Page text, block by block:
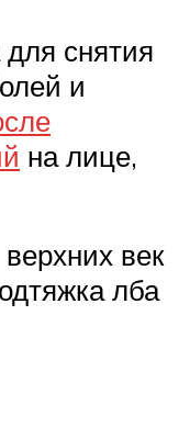
снятия
и
на лице,
век
лба